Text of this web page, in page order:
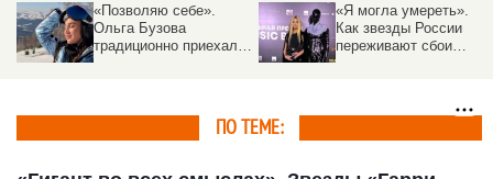
«Позволяю себе».
Ольга Бузова
традиционно приехала
«Я могла умереть».
Как звезды России
переживают сбои
ПО ТЕМЕ: